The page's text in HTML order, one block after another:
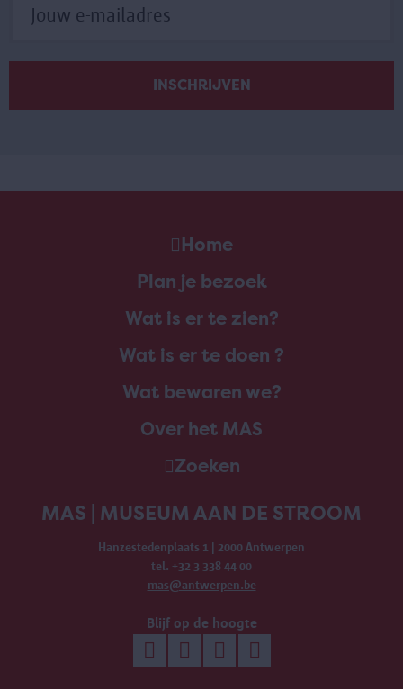
Home
Plan je bezoek
Wat is er te zien?
Wat is er te doen ?
Wat bewaren we?
Over het MAS
Zoeken
MAS | MUSEUM AAN DE STROOM
Hanzestedenplaats 1 | 2000 Antwerpen
tel. +32 3 338 44 00
mas@antwerpen.be
Blijf op de hoogte